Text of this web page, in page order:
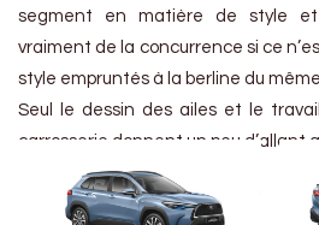
segment en matière de style
vraiment de la concurrence si ce
style empruntés à la berline du
Seul le dessin des ailes et le
carrosserie donnent un peu d’allant